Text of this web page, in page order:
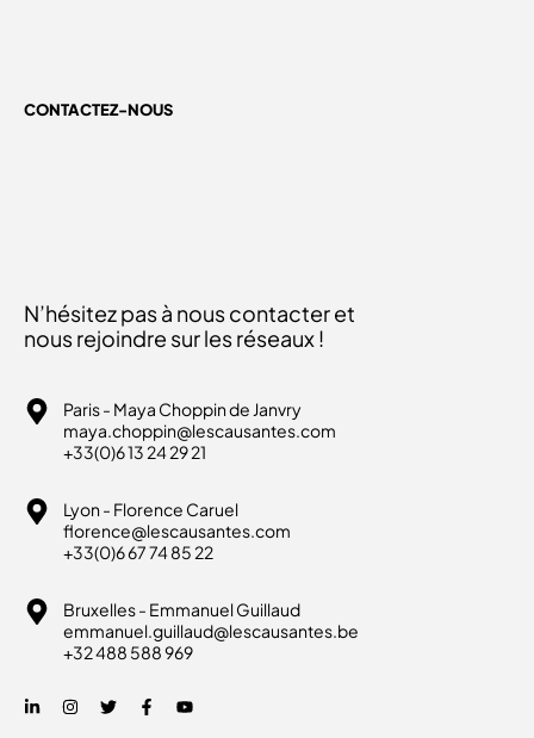
CONTACTEZ-NOUS
N’hésitez pas à nous contacter et
nous rejoindre sur les réseaux !
Paris - Maya Choppin de Janvry
maya.choppin@lescausantes.com
+33(0)6 13 24 29 21
Lyon - Florence Caruel
florence@lescausantes.com
+33(0)6 67 74 85 22
Bruxelles - Emmanuel Guillaud
emmanuel.guillaud@lescausantes.be
+32 488 588 969